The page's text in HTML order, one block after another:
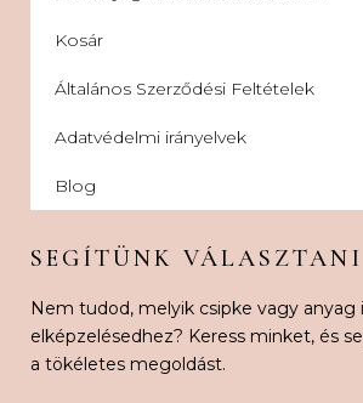
Kosár
Általános Szerződési Feltételek
Adatvédelmi irányelvek
Blog
SEGÍTÜNK VÁLASZTANI
Nem tudod, melyik csipke vagy anyag
elképzelésedhez? Keress minket, és
a tökéletes megoldást.